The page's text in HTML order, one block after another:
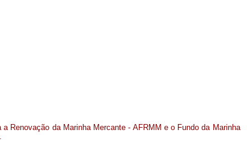
Renovação da Marinha Mercante - AFRMM e o Fundo da Marinha